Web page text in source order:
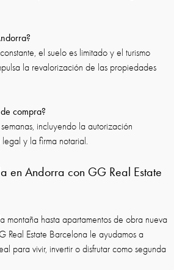
el suelo es limitado y el turismo
la revalorización de las propiedades
compra?
incluyendo la autorización
y la firma notarial.
en Andorra con GG Real Estate
montaña hasta apartamentos de obra nueva
Real Estate Barcelona le ayudamos a
para vivir, invertir o disfrutar como segunda